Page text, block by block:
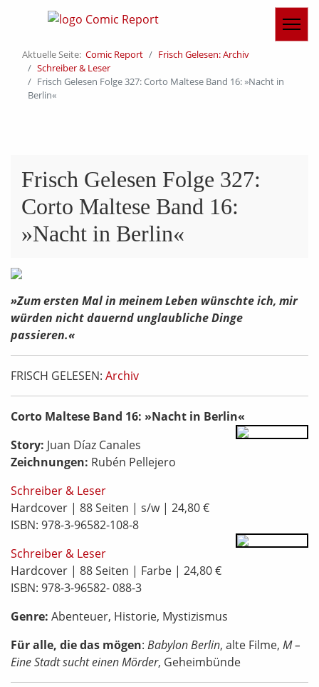
Aktuelle Seite: Comic Report
Frisch Gelesen: Archiv
Schreiber & Leser
Frisch Gelesen Folge 327: Corto Maltese Band 16: »Nacht in
Berlin«
Frisch Gelesen Folge 327:
Corto Maltese Band 16:
»Nacht in Berlin«
»Zum ersten Mal in meinem Leben wünschte ich, mir
würden nicht dauernd unglaubliche Dinge
passieren.«
FRISCH GELESEN: Archiv
Corto Maltese Band 16: »Nacht in Berlin«
Story: Juan Díaz Canales
Zeichnungen: Rubén Pellejero
Schreiber & Leser
Hardcover | 88 Seiten | s/w | 24,80 €
ISBN: 978-3-96582-108-8
Schreiber & Leser
Hardcover | 88 Seiten | Farbe | 24,80 €
ISBN: 978-3-96582- 088-3
Genre: Abenteuer, Historie, Mystizismus
Für alle, die das mögen: Babylon Berlin, alte Filme, M –
Eine Stadt sucht einen Mörder, Geheimbünde